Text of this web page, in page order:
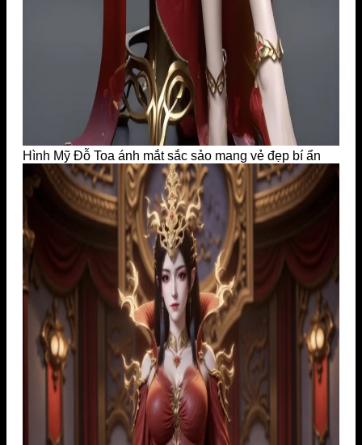
Hình Mỹ Đỗ Toa ánh mắt sắc sảo mang vẻ đẹp bí ẩn